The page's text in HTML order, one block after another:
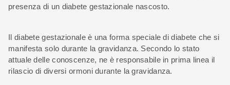
presenza di un diabete gestazionale nascosto.
Il diabete gestazionale è una forma speciale di diabete che si
manifesta solo durante la gravidanza. Secondo lo stato
attuale delle conoscenze, ne è responsabile in prima linea il
rilascio di diversi ormoni durante la gravidanza.